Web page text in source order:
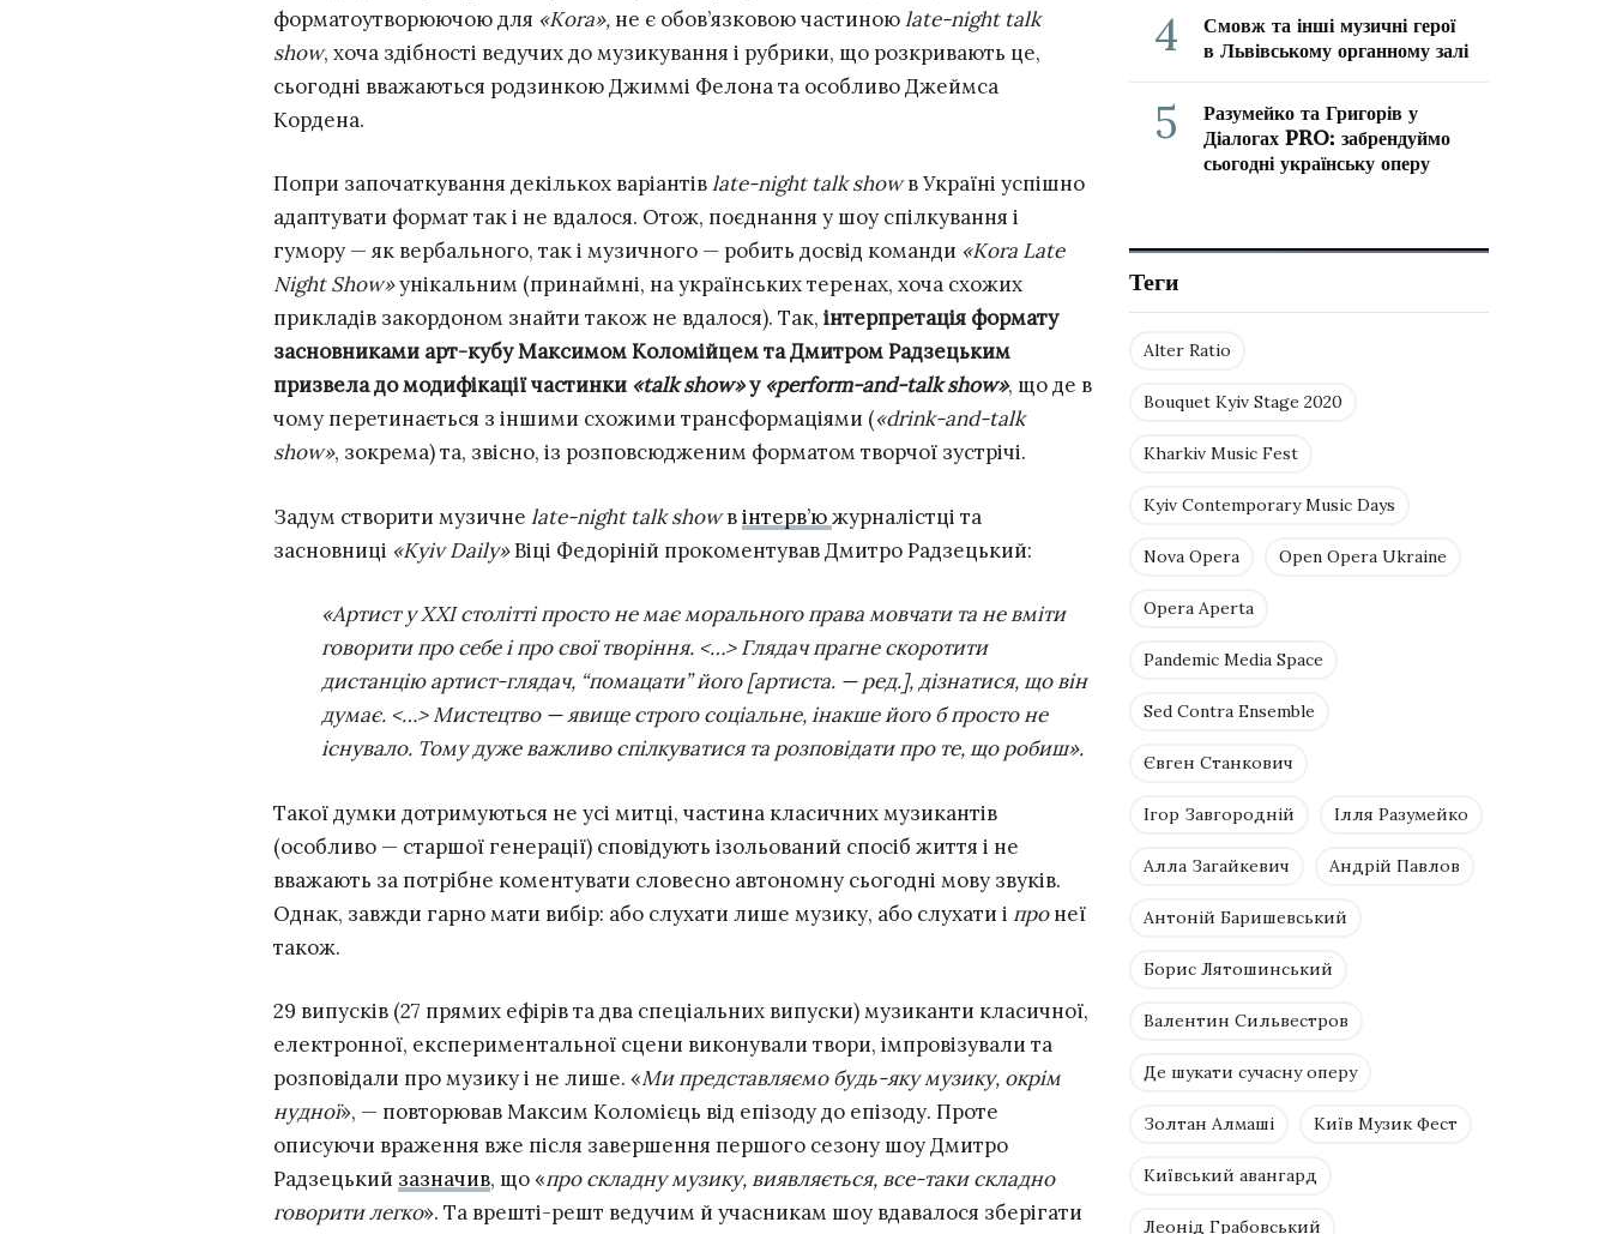
форматоутворюючою для «Kora», не є обов’язковою частиноюlate-night talk
show, хоча здібності ведучих до музикування і рубрики, що розкривають це,
сьогодні вважаються родзинкою Джиммі Фелона та особливо Джеймса
Кордена.
Попри започаткування декількох варіантівlate-night talk showв Україні успішно
адаптувати формат так і не вдалося. Отож, поєднання у шоу спілкування і
гумору — як вербального, так і музичного — робить досвід команди «Kora Late
Night Show»унікальним (принаймні, на українських теренах, хоча схожих
прикладів закордоном знайти також не вдалося). Так, інтерпретація формату
засновниками арт-кубу Максимом Коломійцем та Дмитром Радзецьким
призвела до модифікації частинки «talk show»у «perform-and-talk show», що де в
чому перетинається з іншими схожими трансформаціями («drink-and-talk
show», зокрема) та, звісно, із розповсюдженим форматом творчої зустрічі.
Задум створити музичне late-night talk showвінтерв’южурналістці та
засновниці «Kyiv Daily»Віці Федоріній прокоментував Дмитро Радзецький:
«Артист у XXI столітті просто не має морального права мовчати та не вміти
говорити про себе і про свої творіння. <…> Глядач прагне скоротити
дистанцію артист-глядач, “помацати” його [артиста. —ред.], дізнатися, що він
думає. <…> Мистецтво — явище строго соціальне, інакше його б просто не
існувало. Тому дуже важливо спілкуватися та розповідати про те, що робиш».
Такої думки дотримуються не усі митці, частина класичних музикантів
(особливо — старшої генерації) сповідують ізольований спосіб життя і не
вважають за потрібне коментувати словесно автономну сьогодні мову звуків.
Однак, завжди гарно мати вибір: або слухати лише музику, або слухати і пронеї
також.
29 випусків (27 прямих ефірів та два спеціальних випуски) музиканти класичної,
електронної, експериментальної сцени виконували твори, імпровізували та
розповідали про музику і не лише. «Ми представляємо будь-яку музику, окрім
нудної», — повторював Максим Коломієць від епізоду до епізоду. Проте
описуючи враження вже після завершення першого сезону шоу Дмитро
Радзецький зазначив, що «про складну музику, виявляється, все-таки складно
говорити легко». Та врешті-решт ведучим й учасникам шоу вдавалося зберігати
4
Смовж та інші музичні герої
в Львівському органному залі
5
Разумейко та Григорів у
Діалогах PRO: забрендуймо
сьогодні українську оперу
Теги
Alter Ratio
Bouquet Kyiv Stage 2020
Kharkiv Music Fest
Kyiv Contemporary Music Days
Nova Opera Open Opera Ukraine
Opera Aperta
Pandemic Media Space
Sed Contra Ensemble
Євген Станкович
Ігор Завгородній Ілля Разумейко
Алла Загайкевич Андрій Павлов
Антоній Баришевський
Борис Лятошинський
Валентин Сильвестров
Де шукати сучасну оперу
Золтан Алмаші Київ Музик Фест
Київський авангард
Леонід Грабовський